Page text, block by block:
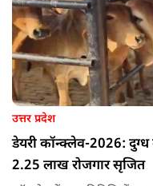
उत्तर प्रदेश
डेयरी कॉन्क्लेव-2026: दुग्ध
2.25 लाख रोजगार सृजित